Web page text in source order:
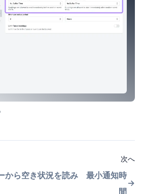
から空き状況を読み
次へ
最小通知時
間